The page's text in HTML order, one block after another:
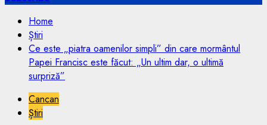
Home
Știri
Ce este „piatra oamenilor simpli” din care mormântul
Papei Francisc este făcut: „Un ultim dar, o ultimă
surpriză”
Cancan
Știri